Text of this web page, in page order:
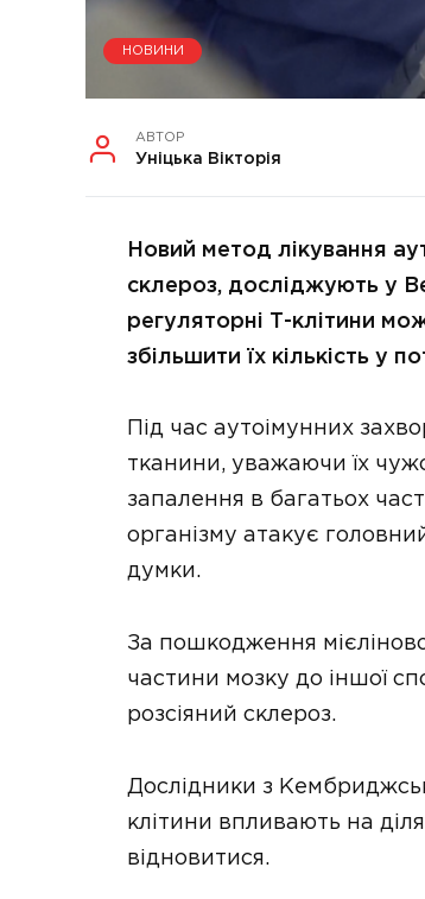
НОВИНИ
АВТОР
Уніцька Вікторія
Новий метод лікування
склероз, досліджують у
регуляторні Т-клітини
збільшити їх кількість у
Під час аутоімунних
тканини, уважаючи їх
запалення в багатьох
організму атакує
думки.
За пошкодження
частини мозку до іншої
розсіяний склероз.
Дослідники з
клітини впливають на
відновитися.